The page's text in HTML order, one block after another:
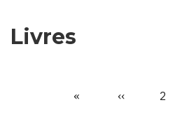
Livres
Première
«
Page
‹‹ Page
2